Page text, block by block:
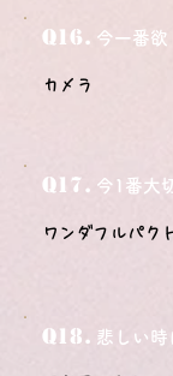
Q16. 今一番欲
カメラ
Q17. 今1番大
ワンダフルパク
Q18. 悲しい時